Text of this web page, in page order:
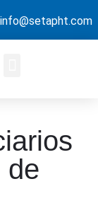
info@setapht.com
de